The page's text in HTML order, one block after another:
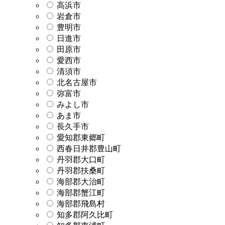
高浜市
岩倉市
豊明市
日進市
田原市
愛西市
清須市
北名古屋市
弥富市
みよし市
あま市
長久手市
愛知郡東郷町
西春日井郡豊山町
丹羽郡大口町
丹羽郡扶桑町
海部郡大治町
海部郡蟹江町
海部郡飛島村
知多郡阿久比町